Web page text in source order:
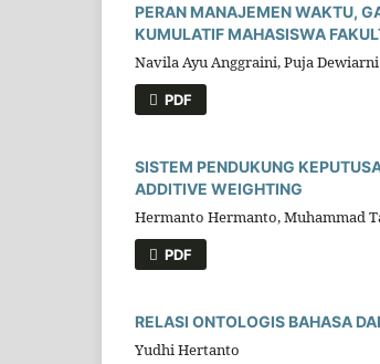
PERAN MANAJEMEN WAKTU,
KUMULATIF MAHASISWA
Navila Ayu Anggraini, Puja
PDF
SISTEM PENDUKUNG
ADDITIVE WEIGHTING
Hermanto Hermanto, Muhammad
PDF
RELASI ONTOLOGIS BAHASA
Yudhi Hertanto